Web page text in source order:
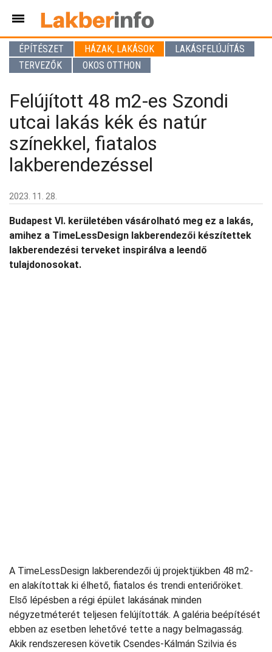
ÉPÍTÉSZET HÁZAK, LAKÁSOK
LAKÁSFELÚJÍTÁS
TERVEZŐK
OKOS OTTHON
Felújított 48 m2-es Szondi
utcai lakás kék és natúr
színekkel, fiatalos
lakberendezéssel
2023. 11. 28.
Budapest VI. kerületében vásárolható meg ez a lakás,
amihez a TimeLessDesign lakberendezői készítettek
lakberendezési terveket inspirálva a leendő
tulajdonosokat.
A TimeLessDesign lakberendezői új projektjükben 48 m2-
en alakítottak ki élhető, fiatalos és trendi enteriőröket.
Első lépésben a régi épület lakásának minden
négyzetméterét teljesen felújították. A galéria beépítését
ebben az esetben lehetővé tette a nagy belmagasság.
Akik rendszeresen követik Csendes-Kálmán Szilvia és